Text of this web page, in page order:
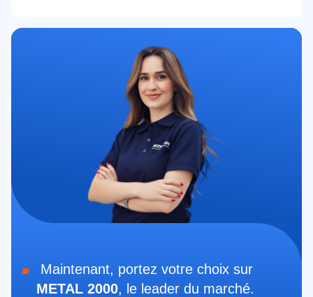
Maintenant, portez votre choix sur
METAL 2000, le leader du marché.